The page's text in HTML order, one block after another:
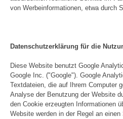
von Werbeinformationen, etwa durch
Datenschutzerklärung für die
Diese Website benutzt Google
Google Inc. ("Google"). Google
Textdateien, die auf Ihrem Computer
Analyse der Benutzung der Website
den Cookie erzeugten Informationen
Website werden in der Regel an